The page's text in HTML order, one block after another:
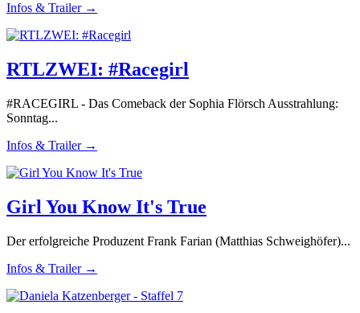
Infos & Trailer →
RTLZWEI: #Racegirl
#RACEGIRL - Das Comeback der Sophia Flörsch Ausstrahlung:
Sonntag...
Infos & Trailer →
Girl You Know It's True
Der erfolgreiche Produzent Frank Farian (Matthias Schweighöfer)...
Infos & Trailer →